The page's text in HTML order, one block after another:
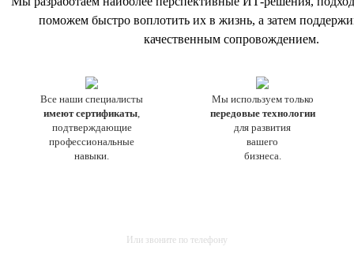
поможем быстро воплотить их в жизнь, а затем
качественным сопровождением.
Все наши специалисты
имеют сертификаты,
подтверждающие
профессиональные
навыки.
Мы используем только
передовые технологии
для развития
вашего
бизнеса.
Или звоните по телефону